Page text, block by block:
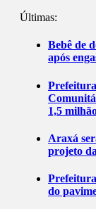
Últimas:
Bebê de
após
1,5
Araxá
projeto
do